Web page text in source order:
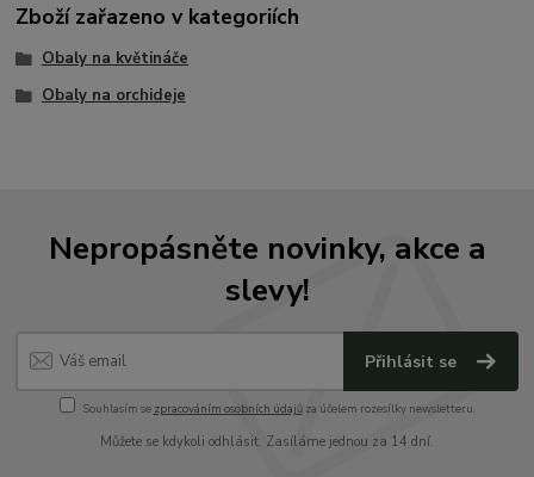
Zboží zařazeno v kategoriích
Obaly na květináče
Obaly na orchideje
Nepropásněte novinky, akce a
slevy!
Přihlásit se
Souhlasím se zpracováním osobních údajůza účelem rozesílky newsletteru.
Můžete se kdykoli odhlásit. Zasíláme jednou za 14 dní.